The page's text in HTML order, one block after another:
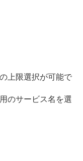
上限選択が可能で
のサービス名を選